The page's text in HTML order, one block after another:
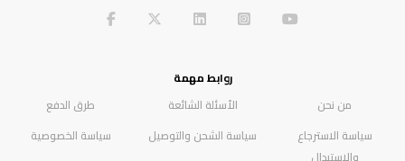
روابط مهمة
من نحن
الأسئلة الشائعة
طرق الدفع
سياسة الاسترجاع
والاستبدال
سياسة الشحن والتوصيل سياسة الخصوصية